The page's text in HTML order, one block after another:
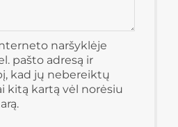
naršyklėje
pašto adresą ir
kad jų nebereiktų
kitą kartą vėl norėsiu